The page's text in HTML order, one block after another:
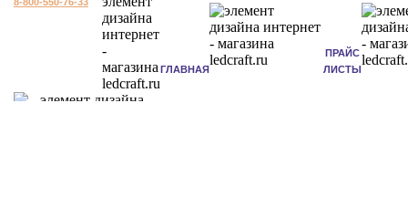
ГЛАВНАЯ
ПРАЙС
ЛИСТЫ